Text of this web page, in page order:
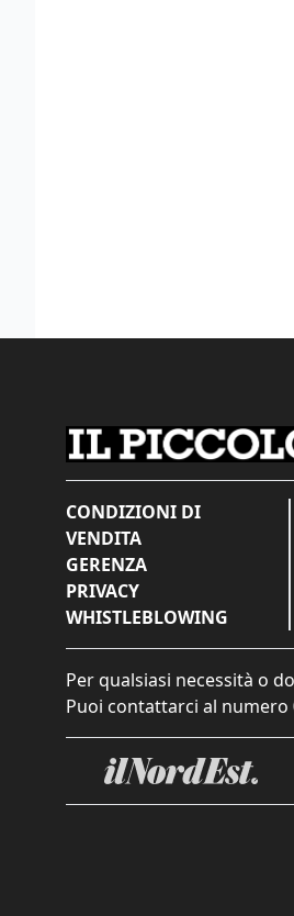
CONDIZIONI DI
VENDITA
GERENZA
PRIVACY
WHISTLEBLOWING
Per qualsiasi necessità o
Puoi contattarci al numero